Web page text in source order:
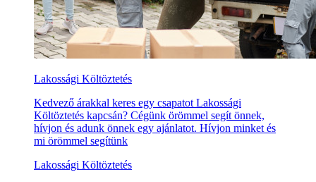
Lakossági Költöztetés
Kedvező árakkal keres egy csapatot Lakossági
Költöztetés kapcsán? Cégünk örömmel segít önnek,
hívjon és adunk önnek egy ajánlatot. Hívjon minket és
mi örömmel segítünk
Lakossági Költöztetés